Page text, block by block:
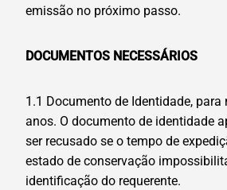
emissão no próximo passo.
DOCUMENTOS NECESSÁRIOS
1.1 Documento de Identidade, para
anos. O documento de identidade
ser recusado se o tempo de
estado de conservação
identificação do requerente.